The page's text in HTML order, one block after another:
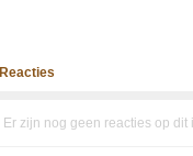
Reacties
Er zijn nog geen reacties op dit